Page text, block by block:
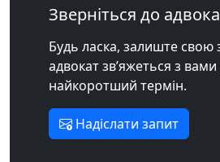
Зверніться до
Будь ласка, залиште свою
адвокат зв’яжеться з вами
найкоротший термін.
Надіслати запит